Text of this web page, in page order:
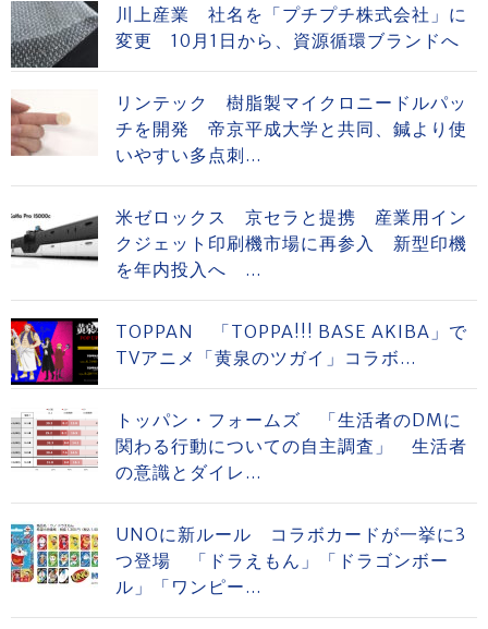
川上産業 社名を「プチプチ株式会社」に
変更 10月1日から、資源循環ブランドへ
リンテック 樹脂製マイクロニードルパッ
チを開発 帝京平成大学と共同、鍼より使
いやすい多点刺...
米ゼロックス 京セラと提携 産業用イン
クジェット印刷機市場に再参入 新型印機
を年内投入へ ...
TOPPAN 「TOPPA!!! BASE AKIBA」で
TVアニメ「黄泉のツガイ」コラボ...
トッパン・フォームズ 「生活者のDMに
関わる行動についての自主調査」 生活者
の意識とダイレ...
UNOに新ルール コラボカードが一挙に3
つ登場 「ドラえもん」「ドラゴンボー
ル」「ワンピー...